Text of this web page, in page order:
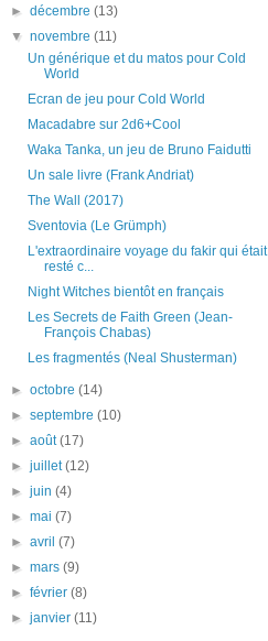
►décembre(13)
▼novembre(11)
Un générique et du matos pour Cold
World
Ecran de jeu pour Cold World
Macadabre sur 2d6+Cool
Waka Tanka, un jeu de Bruno Faidutti
Un sale livre (Frank Andriat)
The Wall (2017)
Sventovia (Le Grümph)
L'extraordinaire voyage du fakir qui était
resté c...
Night Witches bientôt en français
Les Secrets de Faith Green (Jean-
François Chabas)
Les fragmentés (Neal Shusterman)
►octobre(14)
►septembre(10)
►août(17)
►juillet(12)
►juin(4)
►mai(7)
►avril(7)
►mars(9)
►février(8)
►janvier(11)